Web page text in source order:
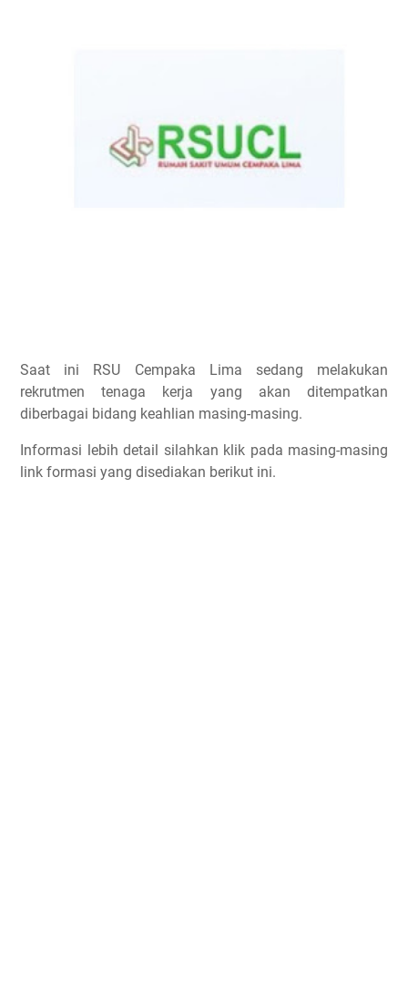
Saat ini RSU Cempaka Lima sedang melakukan
rekrutmen tenaga kerja yang akan ditempatkan
diberbagai bidang keahlian masing-masing.
Informasi lebih detail silahkan klik pada masing-masing
link formasi yang disediakan berikut ini.